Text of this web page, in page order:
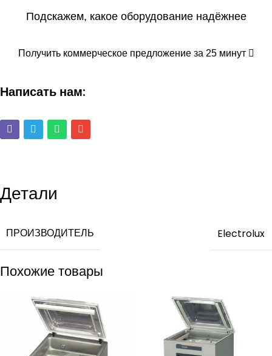
Подскажем, какое оборудование надёжнее
Получить коммерческое предложение за 25 минут
Написать нам:
Детали
ПРОИЗВОДИТЕЛЬ Electrolux
Похожие товары